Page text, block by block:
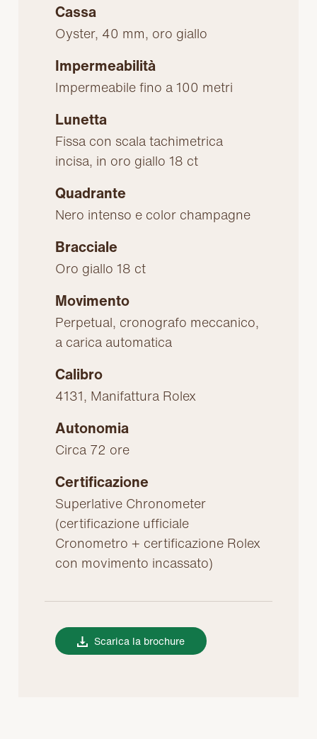
Cassa
Oyster, 40 mm, oro giallo
Impermeabilità
Impermeabile fino a 100 metri
Lunetta
Fissa con scala tachimetrica
incisa, in oro giallo 18 ct
Quadrante
Nero intenso e color champagne
Bracciale
Oro giallo 18 ct
Movimento
Perpetual, cronografo meccanico,
a carica automatica
Calibro
4131, Manifattura Rolex
Autonomia
Circa 72 ore
Certificazione
Superlative Chronometer
(certificazione ufficiale
Cronometro + certificazione Rolex
con movimento incassato)
Scarica la brochure